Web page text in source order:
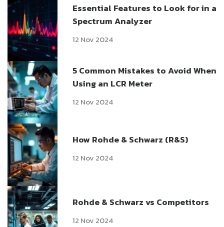
Essential Features to Look for in a
Spectrum Analyzer
12 Nov 2024
5 Common Mistakes to Avoid When
Using an LCR Meter
12 Nov 2024
How Rohde & Schwarz (R&S)
12 Nov 2024
Rohde & Schwarz vs Competitors
12 Nov 2024